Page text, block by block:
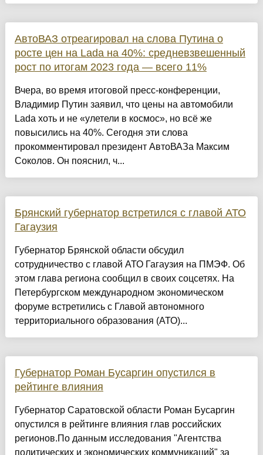
АвтоВАЗ отреагировал на слова Путина о
росте цен на Lada на 40%: средневзвешенный
рост по итогам 2023 года — всего 11%
Вчера, во время итоговой пресс-конференции,
Владимир Путин заявил, что цены на автомобили
Lada хоть и не «улетели в космос», но всё же
повысились на 40%. Сегодня эти слова
прокомментировал президент АвтоВАЗа Максим
Соколов. Он пояснил, ч...
Брянский губернатор встретился с главой АТО
Гагаузия
Губернатор Брянской области обсудил
сотрудничество с главой АТО Гагаузия на ПМЭФ. Об
этом глава региона сообщил в своих соцсетях. На
Петербургском международном экономическом
форуме встретились с Главой автономного
территориального образования (АТО)...
Губернатор Роман Бусаргин опустился в
рейтинге влияния
Губернатор Саратовской области Роман Бусаргин
опустился в рейтинге влияния глав российских
регионов.По данным исследования "Агентства
политических и экономических коммуникаций" за